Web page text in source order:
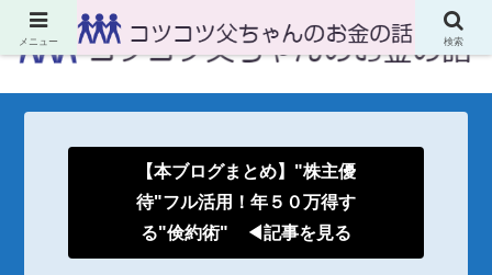
【本ブログまとめ】"株主優
待"フル活用！年５０万得す
る"倹約術" ◀記事を見る
メニュー 検索